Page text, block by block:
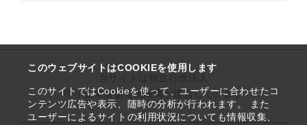
このウェブサイトはCOOKIEを使用します
このサイトではCookieを使って、ユーザーに合わせたコ
ンテンツ広告や表示、随時の分析が行われます。 また
ユーザーによるサイトの利用状況についても情報収集、
中小企業基盤整備機構が運営しています